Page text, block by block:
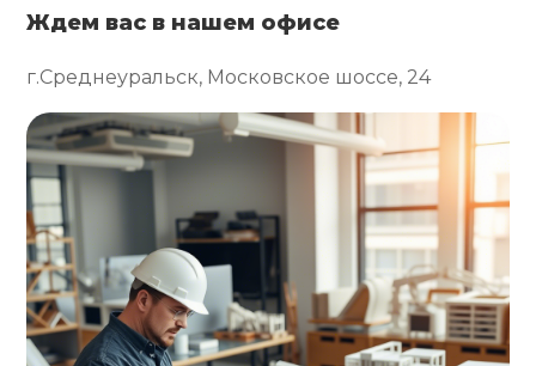
Ждем вас в нашем офисе
г.Среднеуральск, Московское шоссе, 24